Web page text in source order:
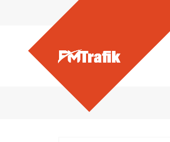
Ürünlerimiz -